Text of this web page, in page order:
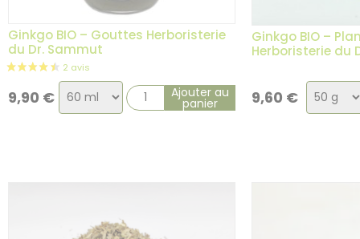
Ginkgo BIO – Gouttes Herboristerie
du Dr. Sammut
9,90 €
Choix
de
Ajouter au
panier
Ginkgo BIO –
Herboristerie du
9,60 €
Choix
de